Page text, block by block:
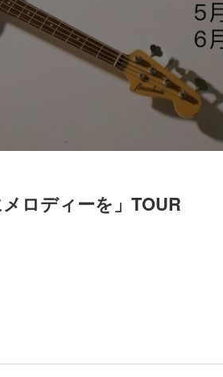
ロディーを」TOUR